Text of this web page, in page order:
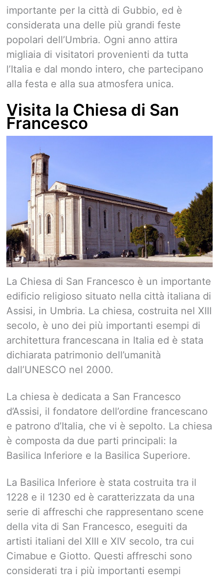
importante per la città di Gubbio, ed è
considerata una delle più grandi feste
popolari dell’Umbria. Ogni anno attira
migliaia di visitatori provenienti da tutta
l’Italia e dal mondo intero, che partecipano
alla festa e alla sua atmosfera unica.
Visita la Chiesa di San
Francesco
La Chiesa di San Francesco è un importante
edificio religioso situato nella città italiana di
Assisi, in Umbria. La chiesa, costruita nel XIII
secolo, è uno dei più importanti esempi di
architettura francescana in Italia ed è stata
dichiarata patrimonio dell’umanità
dall’UNESCO nel 2000.
La chiesa è dedicata a San Francesco
d’Assisi, il fondatore dell’ordine francescano
e patrono d’Italia, che vi è sepolto. La chiesa
è composta da due parti principali: la
Basilica Inferiore e la Basilica Superiore.
La Basilica Inferiore è stata costruita tra il
1228 e il 1230 ed è caratterizzata da una
serie di affreschi che rappresentano scene
della vita di San Francesco, eseguiti da
artisti italiani del XIII e XIV secolo, tra cui
Cimabue e Giotto. Questi affreschi sono
considerati tra i più importanti esempi